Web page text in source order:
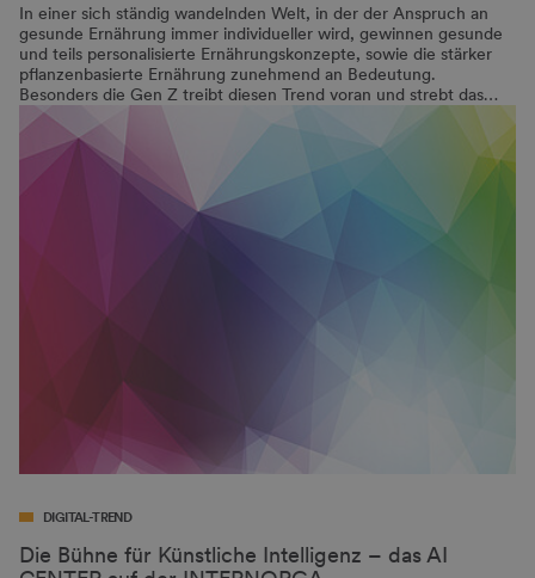
In einer sich ständig wandelnden Welt, in der der Anspruch an
gesunde Ernährung immer individueller wird, gewinnen gesunde
und teils personalisierte Ernährungskonzepte, sowie die stärker
pflanzenbasierte Ernährung zunehmend an Bedeutung.
Besonders die Gen Z treibt diesen Trend voran und strebt das…
DIGITAL-TREND
Die Bühne für Künstliche Intelligenz – das AI